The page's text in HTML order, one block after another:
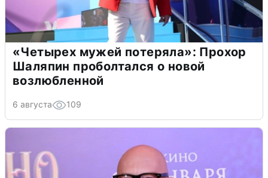
«Четырех мужей потеряла»: Прохор
Шаляпин проболтался о новой
возлюбленной
6 августа 109